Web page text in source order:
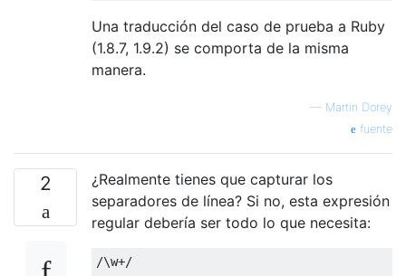
Una traducción del caso de prueba a Ruby
(1.8.7, 1.9.2) se comporta de la misma
manera.
— Martin Dorey
fuente
2
¿Realmente tienes que capturar los
separadores de línea? Si no, esta expresión
regular debería ser todo lo que necesita:
/\w+/